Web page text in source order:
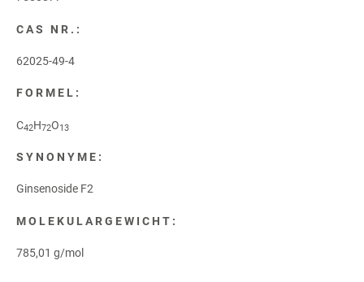
CAS NR.:
62025-49-4
FORMEL:
C42H72O13
SYNONYME:
Ginsenoside F2
MOLEKULARGEWICHT:
785,01 g/mol